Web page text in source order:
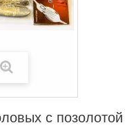
с позолотой